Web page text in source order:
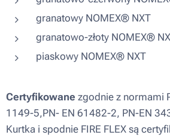
granatowy NOMEX® NXT
granatowo-złoty NOMEX®
piaskowy NOMEX® NXT
Certyfikowane zgodnie z normami
1149-5,PN- EN 61482-2, PN-EN
Kurtka i spodnie FIRE FLEX są